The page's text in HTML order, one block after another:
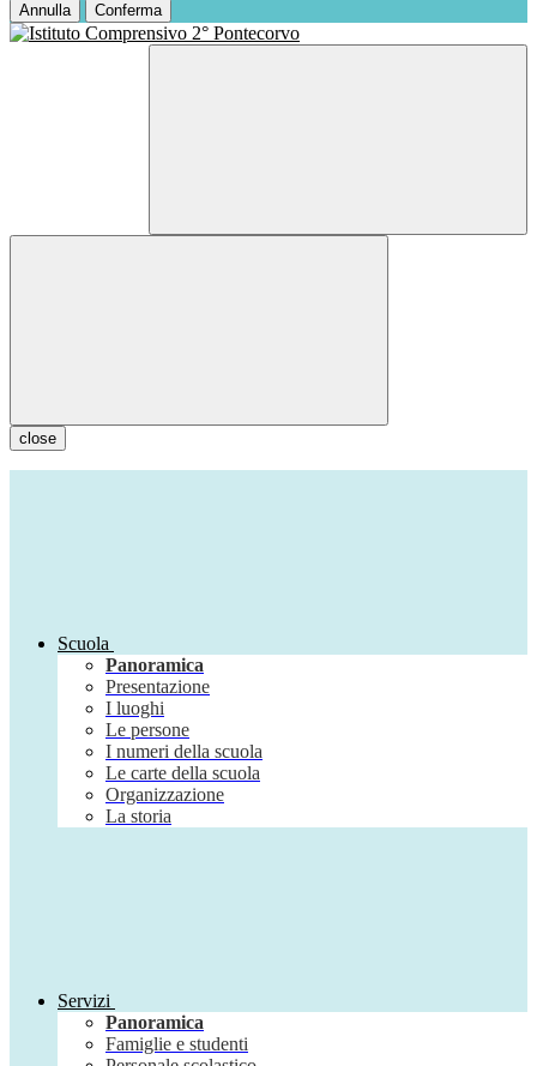
Annulla Conferma
close
Scuola
Panoramica
Presentazione
I luoghi
Le persone
I numeri della scuola
Le carte della scuola
Organizzazione
La storia
Servizi
Panoramica
Famiglie e studenti